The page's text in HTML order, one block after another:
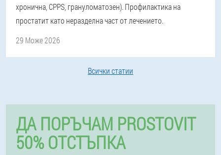
хронична, CPPS, грануломатозен). Профилактика на
простатит като неразделна част от лечението.
29 Може 2026
Всички статии
ДА ПОРЪЧАМ PROSTOVIT
50% ОТСТЪПКА